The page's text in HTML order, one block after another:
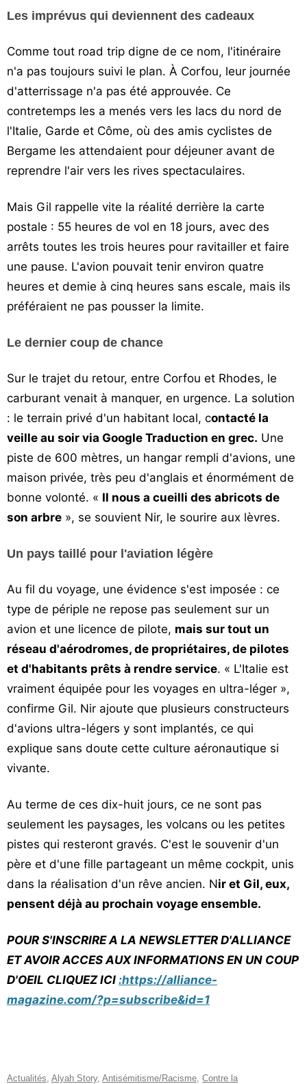
Les imprévus qui deviennent des cadeaux
Comme tout road trip digne de ce nom, l'itinéraire
n'a pas toujours suivi le plan. À Corfou, leur journée
d'atterrissage n'a pas été approuvée. Ce
contretemps les a menés vers les lacs du nord de
l'Italie, Garde et Côme, où des amis cyclistes de
Bergame les attendaient pour déjeuner avant de
reprendre l'air vers les rives spectaculaires.
Mais Gil rappelle vite la réalité derrière la carte
postale : 55 heures de vol en 18 jours, avec des
arrêts toutes les trois heures pour ravitailler et faire
une pause. L'avion pouvait tenir environ quatre
heures et demie à cinq heures sans escale, mais ils
préféraient ne pas pousser la limite.
Le dernier coup de chance
Sur le trajet du retour, entre Corfou et Rhodes, le
carburant venait à manquer, en urgence. La solution
: le terrain privé d'un habitant local, contacté la
veille au soir via Google Traduction en grec. Une
piste de 600 mètres, un hangar rempli d'avions, une
maison privée, très peu d'anglais et énormément de
bonne volonté. « Il nous a cueilli des abricots de
son arbre », se souvient Nir, le sourire aux lèvres.
Un pays taillé pour l'aviation légère
Au fil du voyage, une évidence s'est imposée : ce
type de périple ne repose pas seulement sur un
avion et une licence de pilote, mais sur tout un
réseau d'aérodromes, de propriétaires, de pilotes
et d'habitants prêts à rendre service. « L'Italie est
vraiment équipée pour les voyages en ultra-léger »,
confirme Gil. Nir ajoute que plusieurs constructeurs
d'avions ultra-légers y sont implantés, ce qui
explique sans doute cette culture aéronautique si
vivante.
Au terme de ces dix-huit jours, ce ne sont pas
seulement les paysages, les volcans ou les petites
pistes qui resteront gravés. C'est le souvenir d'un
père et d'une fille partageant un même cockpit, unis
dans la réalisation d'un rêve ancien. Nir et Gil, eux,
pensent déjà au prochain voyage ensemble.
POUR S'INSCRIRE A LA NEWSLETTER D'ALLIANCE
ET AVOIR ACCES AUX INFORMATIONS EN UN COUP
D'OEIL CLIQUEZ ICI :https://alliance-
magazine.com/?p=subscribe&id=1
Actualités, Alyah Story, Antisémitisme/Racisme, Contre la